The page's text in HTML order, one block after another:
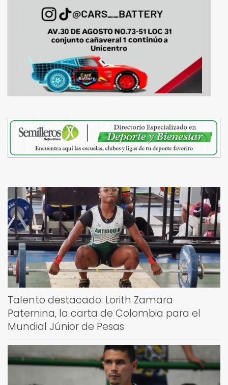
Talento destacado: Lorith Zamara
Paternina, la carta de Colombia para el
Mundial Júnior de Pesas